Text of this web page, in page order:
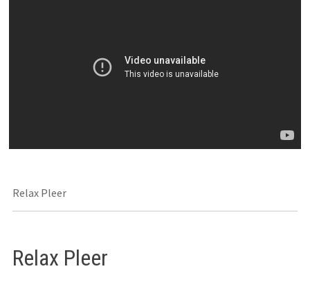
Relax Pleer
Relax Pleer